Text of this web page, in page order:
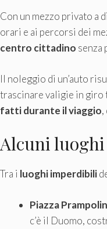
Con un mezzo privato a
orari e ai percorsi dei
centro cittadino senza
Il noleggio di un’auto
trascinare valigie in giro
fatti durante il viaggio
Alcuni
Tra i luoghi imperdibili
Piazza
c’è il Duomo,